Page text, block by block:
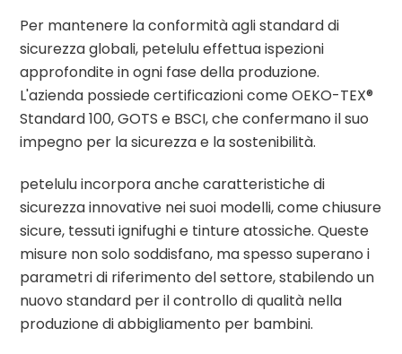
Per mantenere la conformità agli standard di
sicurezza globali, petelulu effettua ispezioni
approfondite in ogni fase della produzione.
L'azienda possiede certificazioni come OEKO-TEX®
Standard 100, GOTS e BSCI, che confermano il suo
impegno per la sicurezza e la sostenibilità.
petelulu incorpora anche caratteristiche di
sicurezza innovative nei suoi modelli, come chiusure
sicure, tessuti ignifughi e tinture atossiche. Queste
misure non solo soddisfano, ma spesso superano i
parametri di riferimento del settore, stabilendo un
nuovo standard per il controllo di qualità nella
produzione di abbigliamento per bambini.